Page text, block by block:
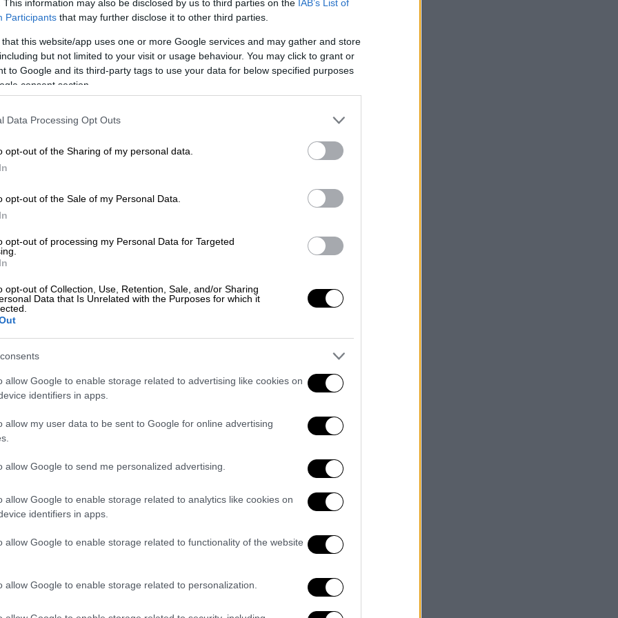
This information may also be disclosed by us to third parties on the IAB’s List of
Participants that may further disclose it to other third parties.
that this website/app uses one or more Google services and may gather and store
but not limited to your visit or usage behaviour. You may click to grant or
to Google and its third-party tags to use your data for below specified purposes
consent section.
Data Processing Opt Outs
opt-out of the Sharing of my personal data.
opt-out of the Sale of my Personal Data.
opt-out of processing my Personal Data for Targeted
opt-out of Collection, Use, Retention, Sale, and/or Sharing
Data that Is Unrelated with the Purposes for which it
allow Google to enable storage related to advertising like cookies on
identifiers in apps.
allow my user data to be sent to Google for online advertising
allow Google to send me personalized advertising.
allow Google to enable storage related to analytics like cookies on
identifiers in apps.
allow Google to enable storage related to functionality of the website
allow Google to enable storage related to personalization.
Οικονομία|
Ηλεκτρονικό εμπόριο: Οκτώ
στους 10 Έλληνες αγοράζουν από
πλατφόρμες εκτός Ε.Ε.
καταιγιστική προώθηση στα social
αγοραστική κουλτούρα ως προς το
Η ΔΕΠΑ Εμπορίας αλλάζει πίστα
Οικονομία|05.12.2025 05:30
μαντάτα για τους τζίρους των
«Ίσως η χειρότερη εορταστική
περίοδος»
Τι αναφέρει στο ethnos.gr ο